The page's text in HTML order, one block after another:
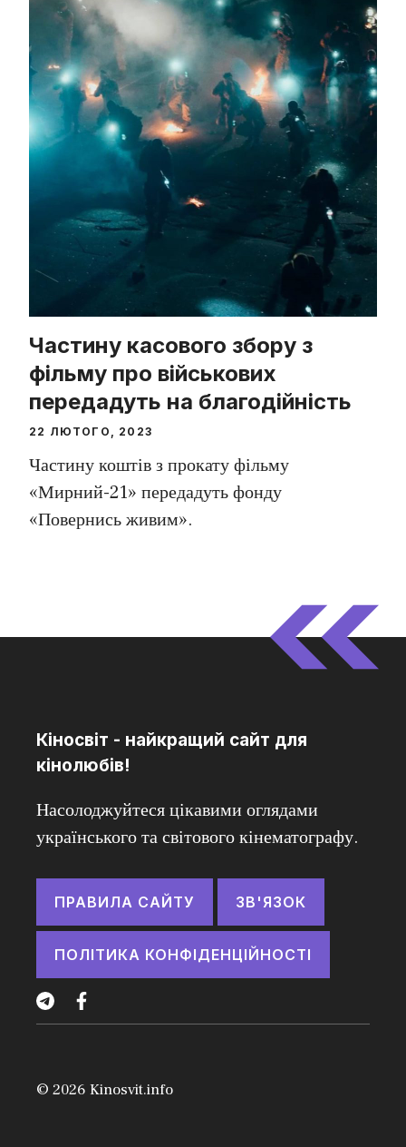
Частину касового збору з
фільму про військових
передадуть на благодійність
22 ЛЮТОГО, 2023
Частину коштів з прокату фільму
«Мирний-21» передадуть фонду
«Повернись живим».
Кіносвіт - найкращий сайт для
кінолюбів!
Насолоджуйтеся цікавими оглядами
українського та світового кінематографу.
ПРАВИЛА САЙТУ ЗВ'ЯЗОК
ПОЛІТИКА КОНФІДЕНЦІЙНОСТІ
© 2026 Kinosvit.info